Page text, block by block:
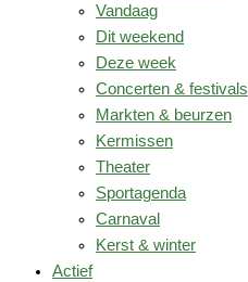
Vandaag
Dit weekend
Deze week
Concerten & festivals
Markten & beurzen
Kermissen
Theater
Sportagenda
Carnaval
Kerst & winter
Actief